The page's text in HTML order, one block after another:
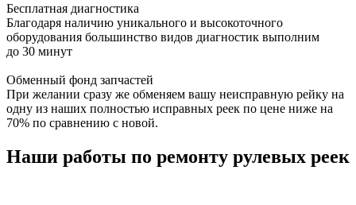
Бесплатная диагностика
Благодаря наличию уникального и высокоточного
оборудования большинство видов диагностик выполним
до 30 минут
Обменный фонд запчастей
При желании сразу же обменяем вашу неисправную рейку на
одну из наших полностью исправных реек по цене ниже на
70% по сравнению с новой.
Наши работы по ремонту рулевых реек